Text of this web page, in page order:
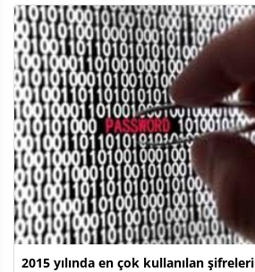
2015 yılında en çok kullanılan şifreleri